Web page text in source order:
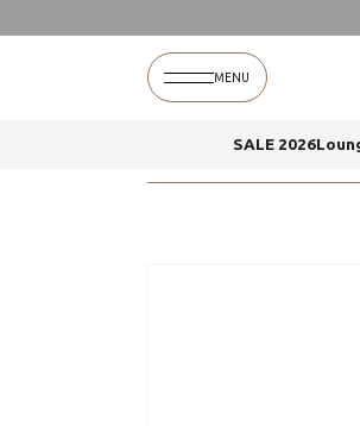
MENU
SALE 2026
Capri eettafel 240